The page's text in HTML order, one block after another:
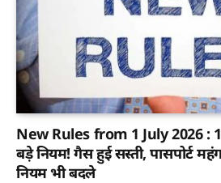
New Rules from 1 July 2026 :
बड़े नियम! गैस हुई सस्ती, पासपोर्ट
नियम भी बदले